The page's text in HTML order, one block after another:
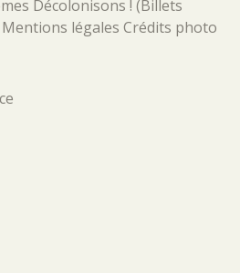
Décolonisons ! (Billets
Mentions légales Crédits photo